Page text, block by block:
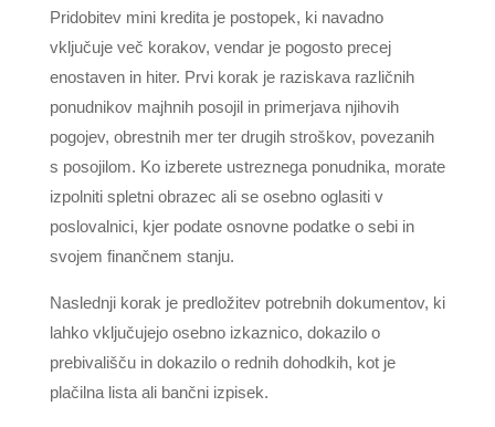
Pridobitev mini kredita je postopek, ki navadno
vključuje več korakov, vendar je pogosto precej
enostaven in hiter. Prvi korak je raziskava različnih
ponudnikov majhnih posojil in primerjava njihovih
pogojev, obrestnih mer ter drugih stroškov, povezanih
s posojilom. Ko izberete ustreznega ponudnika, morate
izpolniti spletni obrazec ali se osebno oglasiti v
poslovalnici, kjer podate osnovne podatke o sebi in
svojem finančnem stanju.
Naslednji korak je predložitev potrebnih dokumentov, ki
lahko vključujejo osebno izkaznico, dokazilo o
prebivališču in dokazilo o rednih dohodkih, kot je
plačilna lista ali bančni izpisek.